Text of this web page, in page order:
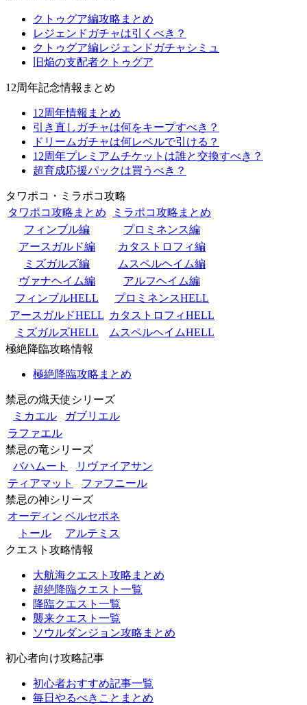
クトゥグア編攻略まとめ
レジェンドガチャは引くべき？
クトゥグア編レジェンドガチャシミュ
旧焔の支配者クトゥグア
12周年記念情報まとめ
12周年情報まとめ
引き直しガチャは何をキープすべき？
ドリームガチャは何レベルで引ける？
12周年プレミアムチケットは誰と交換すべき？
超育成応援パックは買うべき？
タワポコ・ミラポコ攻略
タワポコ攻略まとめ
ミラポコ攻略まとめ
フィンブル編
プロミネンス編
アースガルド編
カタストロフィ編
ミズガルズ編
ムスペルヘイム編
ヴァナヘイム編
アルフヘイム編
フィンブルHELL
プロミネンスHELL
アースガルドHELL カタストロフィHELL
ミズガルズHELL
ムスペルヘイムHELL
極絶降臨攻略情報
極絶降臨攻略まとめ
禁忌の熾天使シリーズ
ミカエル
ガブリエル
ラファエル
禁忌の竜シリーズ
バハムート
リヴァイアサン
ティアマット
ファフニール
禁忌の神シリーズ
オーディン ペルセポネ
トール
アルテミス
クエスト攻略情報
大航海クエスト攻略まとめ
超絶降臨クエスト一覧
降臨クエスト一覧
襲来クエスト一覧
ソウルダンジョン攻略まとめ
初心者向け攻略記事
初心者おすすめ記事一覧
毎日やるべきことまとめ